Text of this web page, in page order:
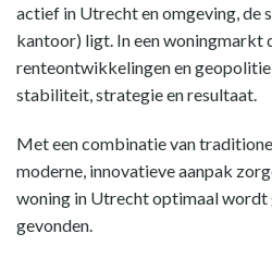
actief in Utrecht en omgeving, de
kantoor) ligt. In een woningmarkt
renteontwikkelingen en
stabiliteit, strategie en resultaat.
Met een combinatie van
moderne, innovatieve aanpak
woning in Utrecht optimaal wordt
gevonden.